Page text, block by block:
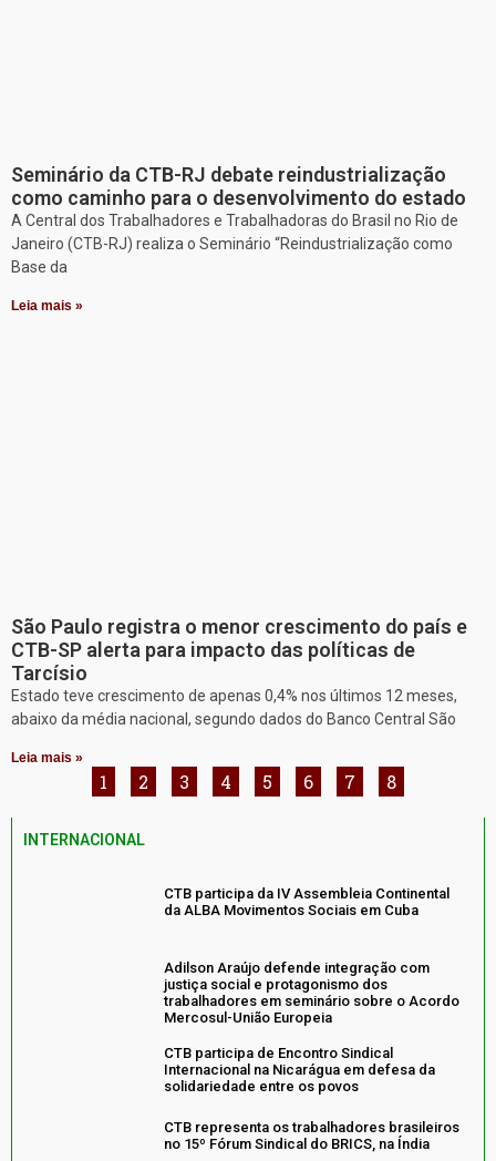
Seminário da CTB-RJ debate reindustrialização
como caminho para o desenvolvimento do estado
A Central dos Trabalhadores e Trabalhadoras do Brasil no Rio de
Janeiro (CTB-RJ) realiza o Seminário “Reindustrialização como
Base da
Leia mais »
São Paulo registra o menor crescimento do país e
CTB-SP alerta para impacto das políticas de
Tarcísio
Estado teve crescimento de apenas 0,4% nos últimos 12 meses,
abaixo da média nacional, segundo dados do Banco Central São
Leia mais »
1 2 3 4 5 6 7 8
INTERNACIONAL
CTB participa da IV Assembleia Continental
da ALBA Movimentos Sociais em Cuba
Adilson Araújo defende integração com
justiça social e protagonismo dos
trabalhadores em seminário sobre o Acordo
Mercosul-União Europeia
CTB participa de Encontro Sindical
Internacional na Nicarágua em defesa da
solidariedade entre os povos
CTB representa os trabalhadores brasileiros
no 15º Fórum Sindical do BRICS, na Índia